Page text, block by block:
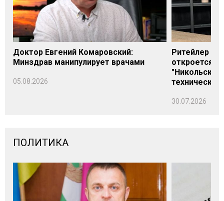
Доктор Евгений Комаровский:
Минздрав манипулирует врачами
05.08.2026
Ритейлер
откроется
технических
30.07.2026
ПОЛИТИКА